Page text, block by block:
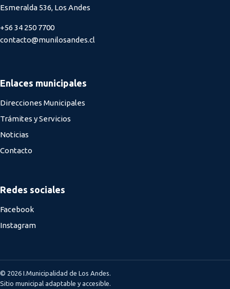
Esmeralda 536, Los Andes
+56 34 250 7700
contacto@munilosandes.cl
Enlaces municipales
Direcciones Municipales
Trámites y Servicios
Noticias
Contacto
Redes sociales
Facebook
Instagram
© 2026 I.Municipalidad de Los Andes.
Sitio municipal adaptable y accesible.